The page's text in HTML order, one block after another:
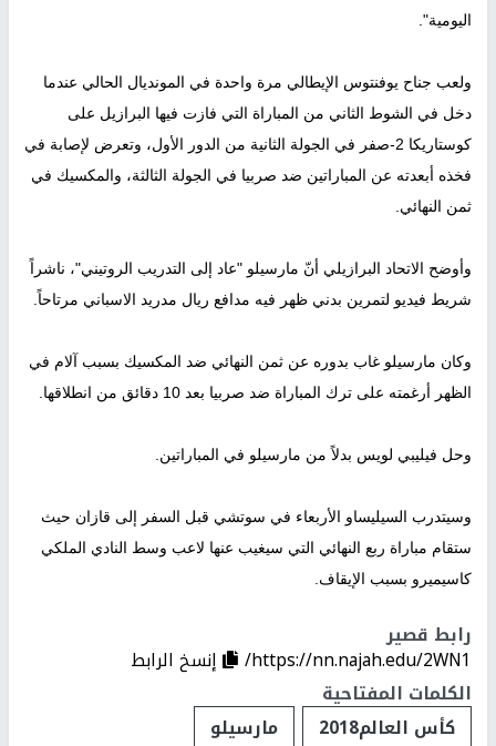
اليومية".
ولعب جناح يوفنتوس الإيطالي مرة واحدة في المونديال الحالي عندما
دخل في الشوط الثاني من المباراة التي فازت فيها البرازيل على
كوستاريكا 2-صفر في الجولة الثانية من الدور الأول، وتعرض لإصابة في
فخذه أبعدته عن المباراتين ضد صربيا في الجولة الثالثة، والمكسيك في
ثمن النهائي.
وأوضح الاتحاد البرازيلي أنّ مارسيلو "عاد إلى التدريب الروتيني"، ناشراً
شريط فيديو لتمرين بدني ظهر فيه مدافع ريال مدريد الاسباني مرتاحاً.
وكان مارسيلو غاب بدوره عن ثمن النهائي ضد المكسيك بسبب آلام في
الظهر أرغمته على ترك المباراة ضد صربيا بعد 10 دقائق من انطلاقها.
وحل فيليبي لويس بدلاً من مارسيلو في المباراتين.
وسيتدرب السيليساو الأربعاء في سوتشي قبل السفر إلى قازان حيث
ستقام مباراة ربع النهائي التي سيغيب عنها لاعب وسط النادي الملكي
كاسيميرو بسبب الإيقاف.
رابط قصير
https://nn.najah.edu/2WN1/
إنسخ الرابط
الكلمات المفتاحية
كأس العالم2018
مارسيلو